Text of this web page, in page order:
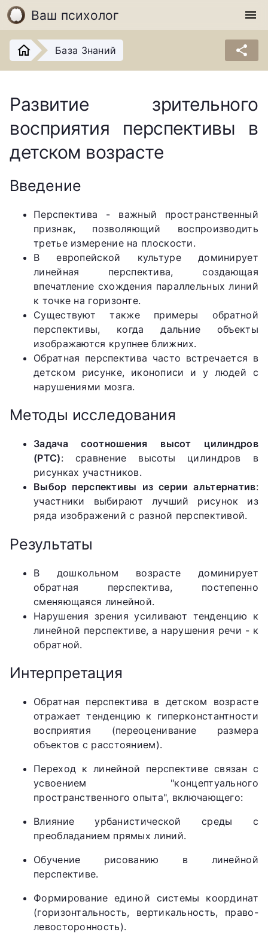
Ваш психолог menu
База Знаний share
Развитие зрительного
восприятия перспективы в
детском возрасте
Введение
Перспектива - важный пространственный
признак, позволяющий воспроизводить
третье измерение на плоскости.
В европейской культуре доминирует
линейная перспектива, создающая
впечатление схождения параллельных линий
к точке на горизонте.
Существуют также примеры обратной
перспективы, когда дальние объекты
изображаются крупнее ближних.
Обратная перспектива часто встречается в
детском рисунке, иконописи и у людей с
нарушениями мозга.
Методы исследования
Задача соотношения высот цилиндров
(РТС): сравнение высоты цилиндров в
рисунках участников.
Выбор перспективы из серии альтернатив:
участники выбирают лучший рисунок из
ряда изображений с разной перспективой.
Результаты
В дошкольном возрасте доминирует
обратная перспектива, постепенно
сменяющаяся линейной.
Нарушения зрения усиливают тенденцию к
линейной перспективе, а нарушения речи - к
обратной.
Интерпретация
Обратная перспектива в детском возрасте
отражает тенденцию к гиперконстантности
восприятия (переоценивание размера
объектов с расстоянием).
Переход к линейной перспективе связан с
усвоением "концептуального
пространственного опыта", включающего:
Влияние урбанистической среды с
преобладанием прямых линий.
Обучение рисованию в линейной
перспективе.
Формирование единой системы координат
(горизонтальность, вертикальность, право-
левосторонность).